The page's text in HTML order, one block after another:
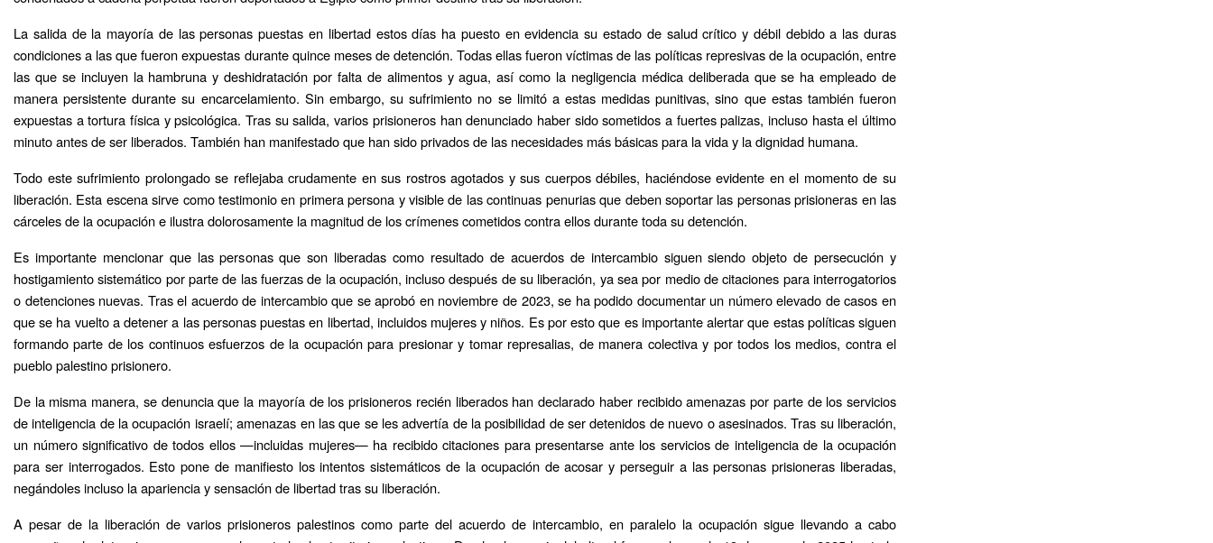
La salida de la mayoría de las personas puestas en libertad estos días ha puesto en evidencia su estado de salud crítico y débil debido a las duras
condiciones a las que fueron expuestas durante quince meses de detención. Todas ellas fueron víctimas de las políticas represivas de la ocupación, entre
las que se incluyen la hambruna y deshidratación por falta de alimentos y agua, así como la negligencia médica deliberada que se ha empleado de
manera persistente durante su encarcelamiento. Sin embargo, su sufrimiento no se limitó a estas medidas punitivas, sino que estas también fueron
expuestas a tortura física y psicológica. Tras su salida, varios prisioneros han denunciado haber sido sometidos a fuertes palizas, incluso hasta el último
minuto antes de ser liberados. También han manifestado que han sido privados de las necesidades más básicas para la vida y la dignidad humana.
Todo este sufrimiento prolongado se reflejaba crudamente en sus rostros agotados y sus cuerpos débiles, haciéndose evidente en el momento de su
liberación. Esta escena sirve como testimonio en primera persona y visible de las continuas penurias que deben soportar las personas prisioneras en las
cárceles de la ocupación e ilustra dolorosamente la magnitud de los crímenes cometidos contra ellos durante toda su detención.
Es importante mencionar que las personas que son liberadas como resultado de acuerdos de intercambio siguen siendo objeto de persecución y
hostigamiento sistemático por parte de las fuerzas de la ocupación, incluso después de su liberación, ya sea por medio de citaciones para interrogatorios
o detenciones nuevas. Tras el acuerdo de intercambio que se aprobó en noviembre de 2023, se ha podido documentar un número elevado de casos en
que se ha vuelto a detener a las personas puestas en libertad, incluidos mujeres y niños. Es por esto que es importante alertar que estas políticas siguen
formando parte de los continuos esfuerzos de la ocupación para presionar y tomar represalias, de manera colectiva y por todos los medios, contra el
pueblo palestino prisionero.
De la misma manera, se denuncia que la mayoría de los prisioneros recién liberados han declarado haber recibido amenazas por parte de los servicios
de inteligencia de la ocupación israelí; amenazas en las que se les advertía de la posibilidad de ser detenidos de nuevo o asesinados. Tras su liberación,
un número significativo de todos ellos —incluidas mujeres— ha recibido citaciones para presentarse ante los servicios de inteligencia de la ocupación
para ser interrogados. Esto pone de manifiesto los intentos sistemáticos de la ocupación de acosar y perseguir a las personas prisioneras liberadas,
negándoles incluso la apariencia y sensación de libertad tras su liberación.
A pesar de la liberación de varios prisioneros palestinos como parte del acuerdo de intercambio, en paralelo la ocupación sigue llevando a cabo